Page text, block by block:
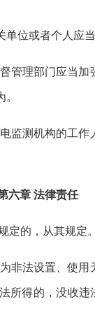
单位或者个人应
管理部门应当
监测机构的工
六章 法律责任
定的，从其规定
非法设置、使
所得的，没收